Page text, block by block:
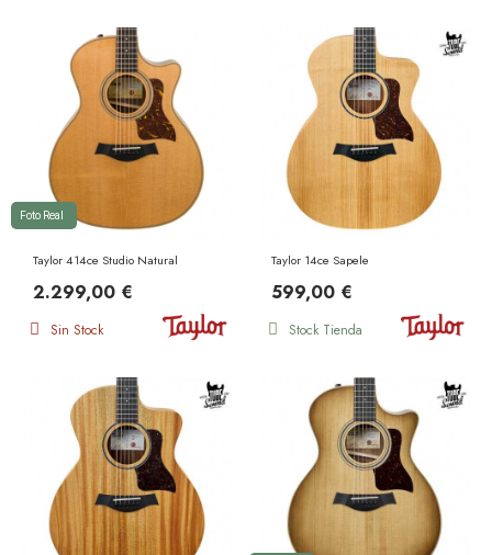
Taylor 414ce Studio Natural
2.299,00 €
Foto Real
Sin Stock
Taylor 14ce Sapele
599,00 €
Stock Tienda